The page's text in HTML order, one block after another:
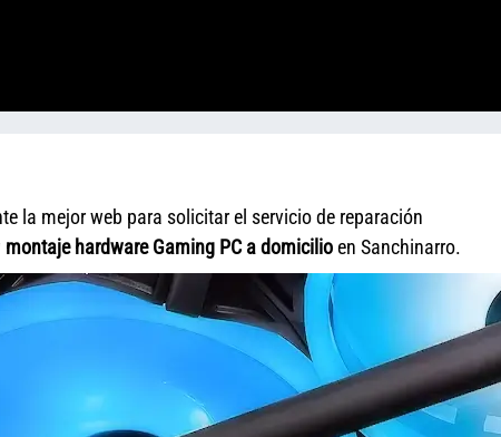
la mejor web para solicitar el servicio de reparación
montaje hardware Gaming PC a domicilioen Sanchinarro.